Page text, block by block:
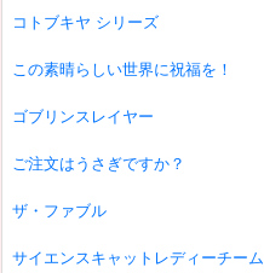
コトブキヤ シリーズ
この素晴らしい世界に祝福を！
ゴブリンスレイヤー
ご注文はうさぎですか？
ザ・ファブル
サイエンスキャットレディーチーム